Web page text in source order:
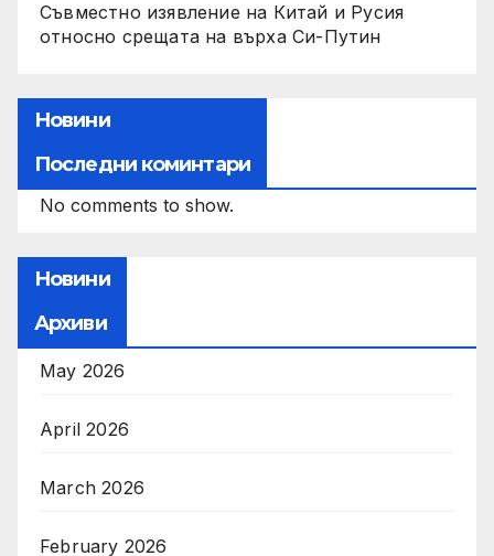
Съвместно изявление на Китай и Русия
относно срещата на върха Си-Путин
Новини
Последни коминтари
No comments to show.
Новини
Архиви
May 2026
April 2026
March 2026
February 2026